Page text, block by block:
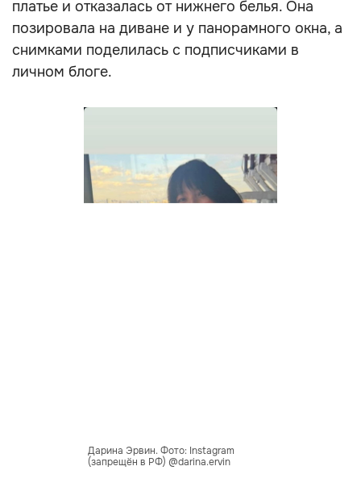
платье и отказалась от нижнего белья. Она
позировала на диване и у панорамного окна, а
снимками поделилась с подписчиками в
личном блоге.
Дарина Эрвин. Фото: Instagram
(запрещён в РФ) @darina.ervin